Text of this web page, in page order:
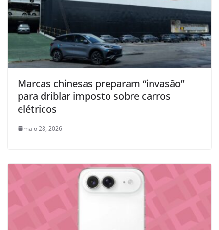
Marcas chinesas preparam “invasão”
para driblar imposto sobre carros
elétricos
maio 28, 2026